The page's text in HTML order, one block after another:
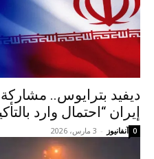
ديفيد بترايوس..
إيران “احتمال وارد
آنفانيوز - 3 مارس، 2026 0